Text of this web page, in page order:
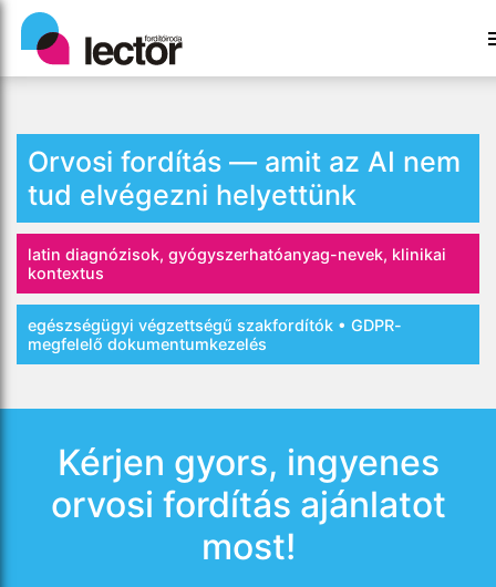
Orvosi fordítás — amit az AI nem
tud elvégezni helyettünk
latin diagnózisok, gyógyszerhatóanyag-nevek, klinikai
kontextus
egészségügyi végzettségű szakfordítók • GDPR-
megfelelő dokumentumkezelés
Kérjen gyors, ingyenes
orvosi fordítás ajánlatot
most!